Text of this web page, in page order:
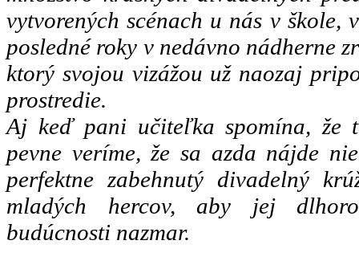
vytvorených scénach u nás v škole,
posledné roky v nedávno nádherne
ktorý svojou vizážou už naozaj
prostredie.
Aj keď pani učiteľka spomína, že
pevne veríme, že sa azda nájde
perfektne zabehnutý divadelný
mladých hercov, aby jej
budúcnosti nazmar.